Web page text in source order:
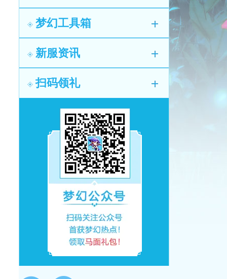
梦幻工具箱
新服资讯
扫码领礼